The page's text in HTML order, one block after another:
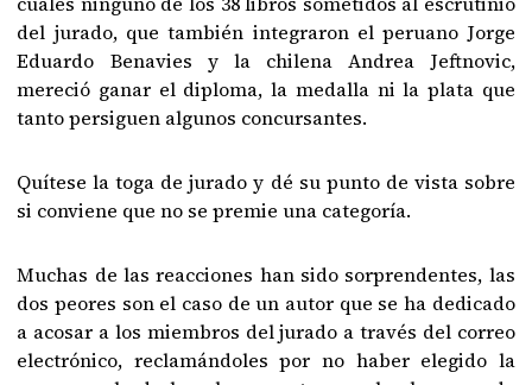
del jurado, que también integraron el peruano Jorge
Eduardo Benavies y la chilena Andrea Jeftnovic,
mereció ganar el diploma, la medalla ni la plata que
tanto persiguen algunos concursantes.
Quítese la toga de jurado y dé su punto de vista sobre
si conviene que no se premie una categoría.
Muchas de las reacciones han sido sorprendentes, las
dos peores son el caso de un autor que se ha dedicado
a acosar a los miembros del jurado a través del correo
electrónico, reclamándoles por no haber elegido la